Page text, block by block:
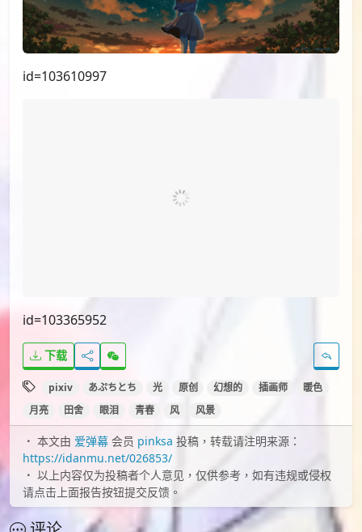
id=103610997